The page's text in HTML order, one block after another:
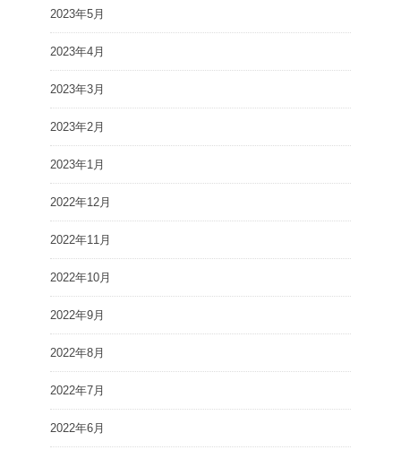
2023年5月
2023年4月
2023年3月
2023年2月
2023年1月
2022年12月
2022年11月
2022年10月
2022年9月
2022年8月
2022年7月
2022年6月